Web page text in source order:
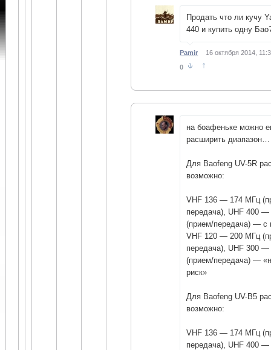
Продать что ли кучу
440 и купить одну
Pamir
16 октября 2014,
0
↑
на боафеньке можно
расширить диапазон…
Для Baofeng UV-5R
возможно:
VHF 136 — 174 МГц
передача), UHF 400
(прием/передача) — с
VHF 120 — 200 МГц
передача), UHF 300
(прием/передача) —
риск»
Для Baofeng UV-B5
возможно:
VHF 136 — 174 МГц
передача), UHF 400